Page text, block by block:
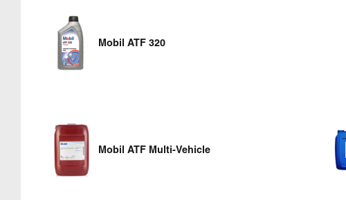
Mobil ATF 320
Mobil ATF Multi-Vehicle